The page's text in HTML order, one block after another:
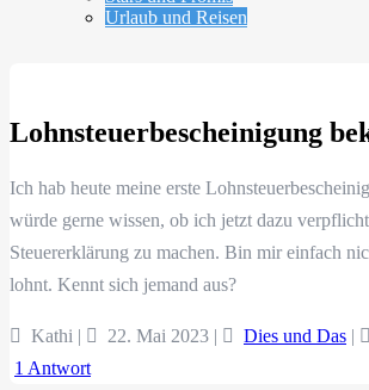
Urlaub und Reisen
Lohnsteuerbescheinigung
Ich hab heute meine erste
würde gerne wissen, ob ich jetzt dazu
Steuererklärung zu machen. Bin mir einfach
lohnt. Kennt sich jemand aus?
Kathi | 22. Mai 2023 | Dies und Das |
1 Antwort